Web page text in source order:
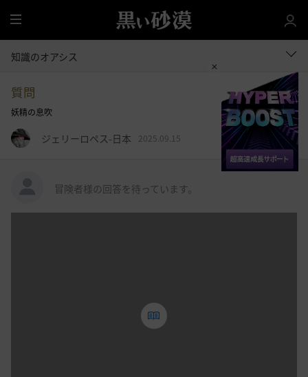
全
体
知識のオアシス
質問
妖精の息吹
ジェリーロペス-日本 2025.09.15
ロ
グ
冒険者様の回答を待っています。
投